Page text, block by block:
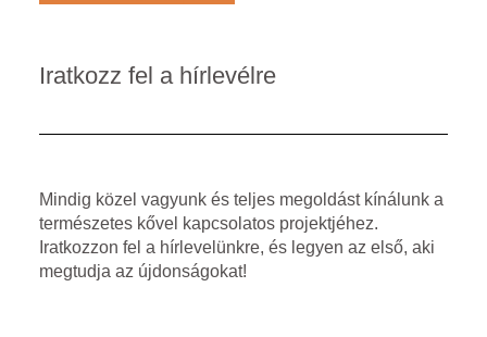
Iratkozz fel a hírlevélre
Mindig közel vagyunk és teljes megoldást kínálunk a
természetes kővel kapcsolatos projektjéhez.
Iratkozzon fel a hírlevelünkre, és legyen az első, aki
megtudja az újdonságokat!